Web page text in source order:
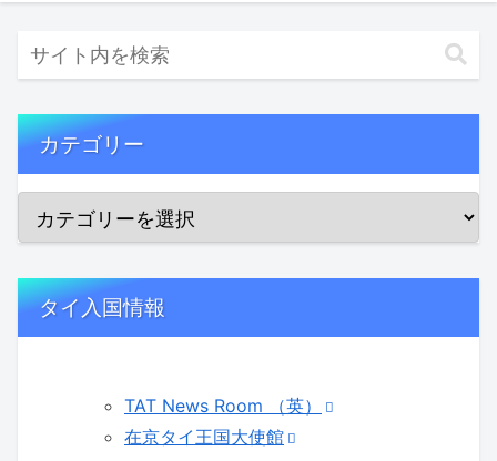
カテゴリー
タイ入国情報
TAT News Room （英）
在京タイ王国大使館